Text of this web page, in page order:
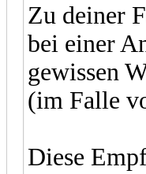
Zu deiner
bei einer
gewissen
(im Falle
Diese